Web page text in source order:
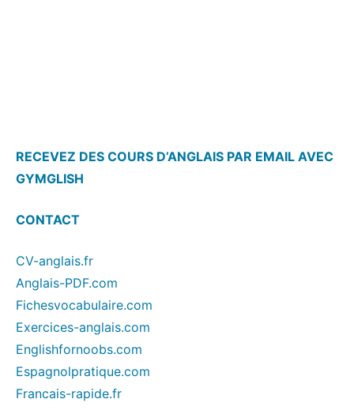
RECEVEZ DES COURS D’ANGLAIS PAR EMAIL AVEC
GYMGLISH
CONTACT
CV-anglais.fr
Anglais-PDF.com
Fichesvocabulaire.com
Exercices-anglais.com
Englishfornoobs.com
Espagnolpratique.com
Francais-rapide.fr